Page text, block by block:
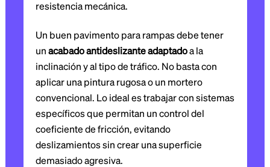
resistencia mecánica.
Un buen pavimento para rampas debe tener
un acabado antideslizante adaptadoa la
inclinación y al tipo de tráfico. No basta con
aplicar una pintura rugosa o un mortero
convencional. Lo ideal es trabajar con sistemas
específicos que permitan un control del
coeficiente de fricción, evitando
deslizamientos sin crear una superficie
demasiado agresiva.